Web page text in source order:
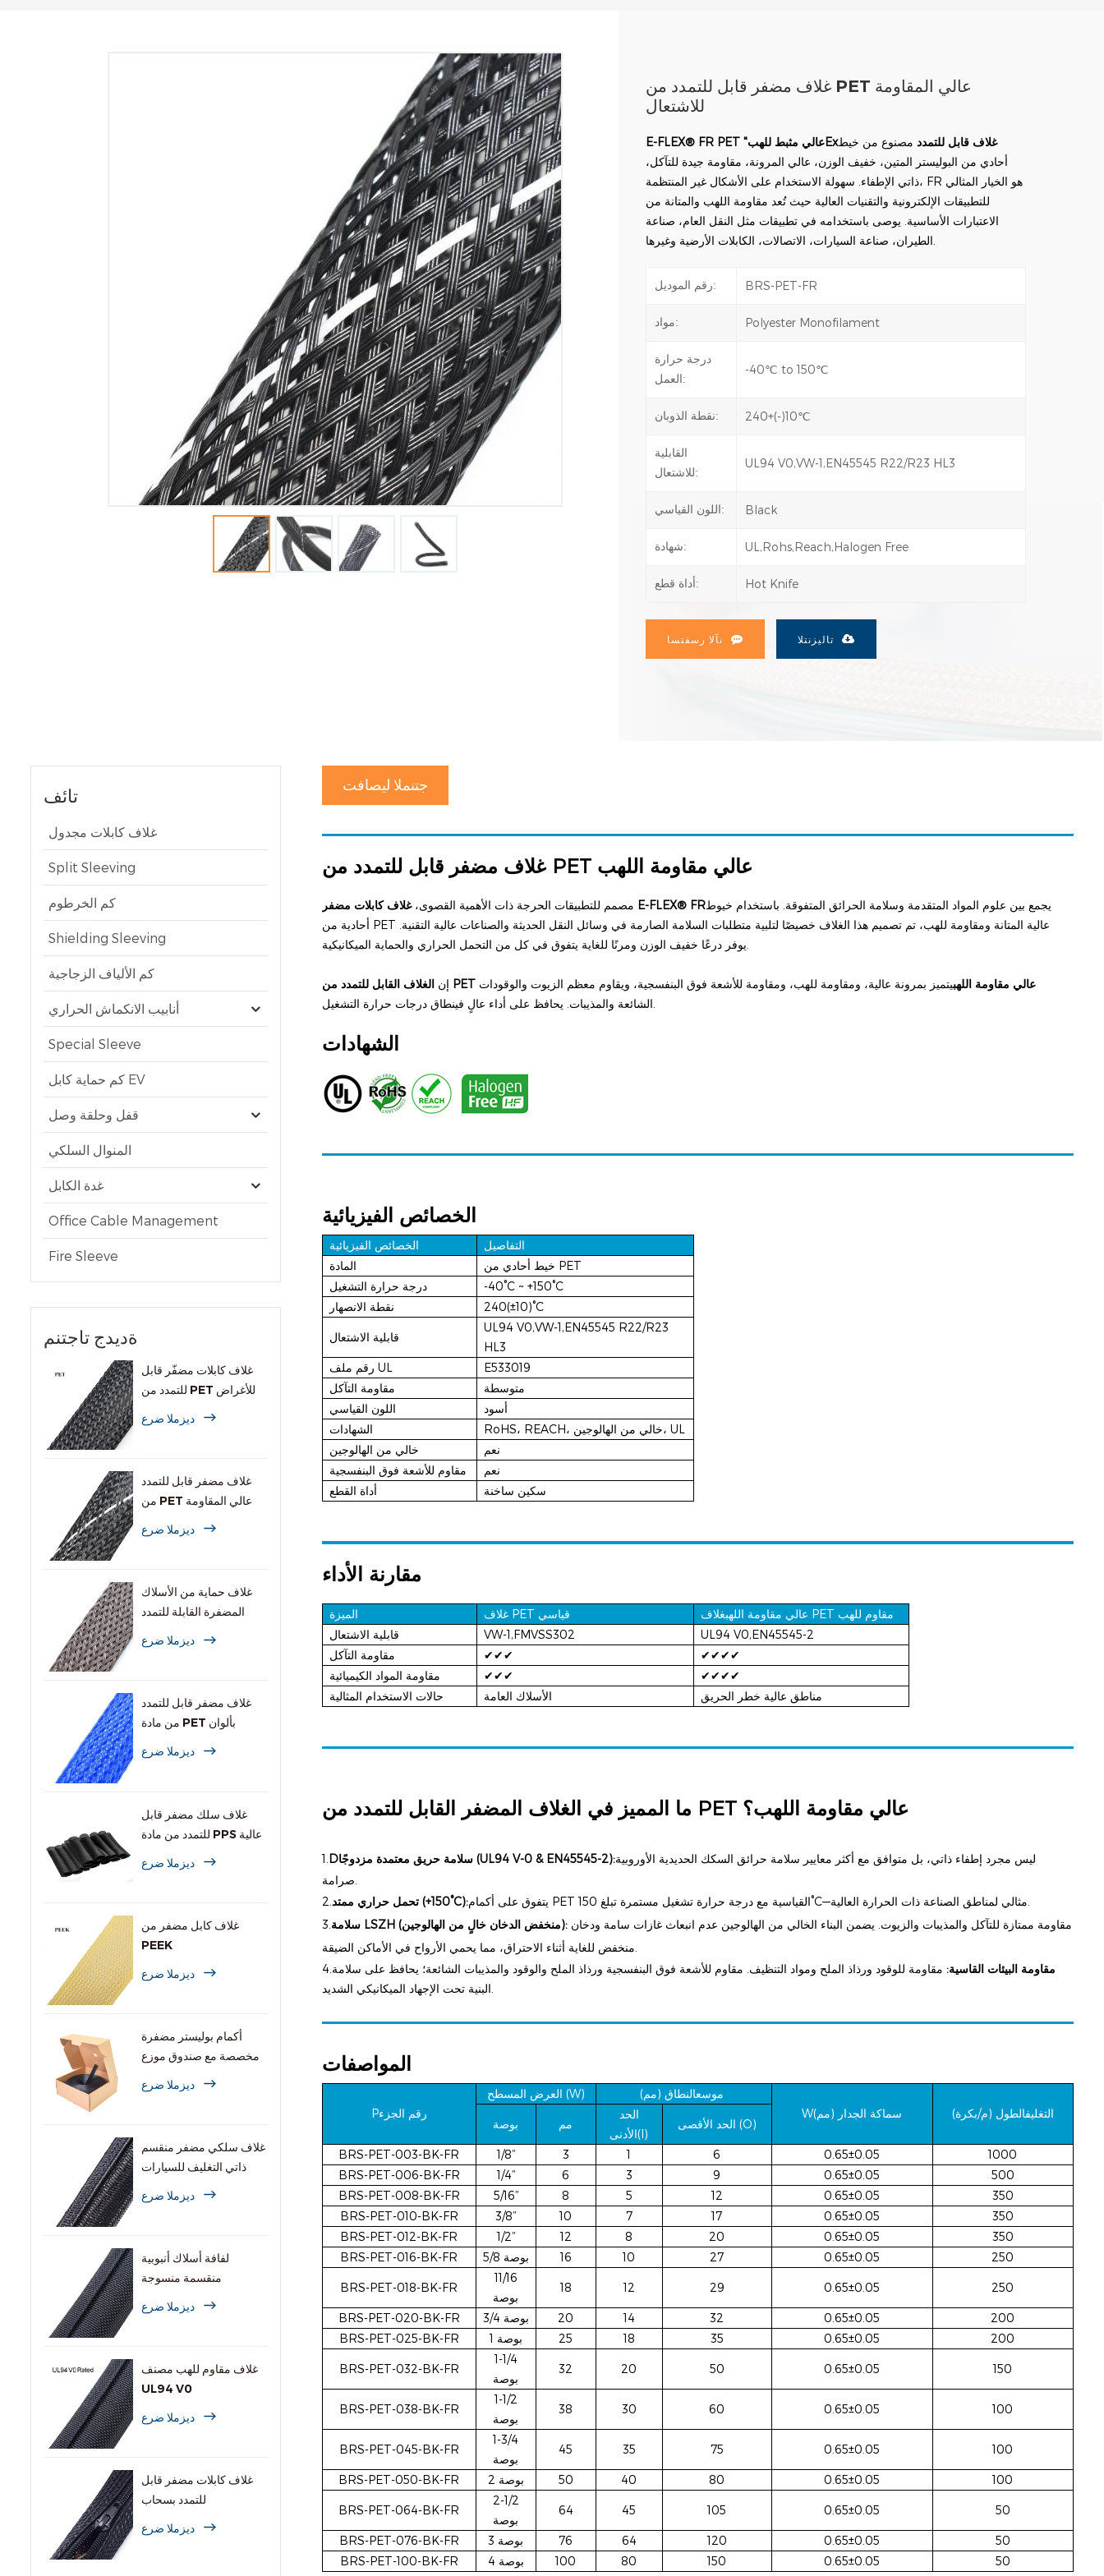
غلاف مضفر قابل للتمدد من PET عالي المقاومة
للاشتعال
E-FLEX® FR PET " عالي مثبط للهب Ex غلاف قابل للتمدد مصنوع من خيط
أحادي من البوليستر المتين، خفيف الوزن، عالي المرونة، مقاومة جيدة للتآكل،
ذاتي الإطفاء. سهولة الاستخدام على الأشكال غير المنتظمة، FR هو الخيار المثالي
للتطبيقات الإلكترونية والتقنيات العالية حيث تُعد مقاومة اللهب والمتانة من
الاعتبارات الأساسية. يوصى باستخدامه في تطبيقات مثل النقل العام، صناعة
رقم الموديل: BRS-PET-FR
مواد: Polyester Monofilament
درجة حرارة
العمل:
-40℃ to 150℃
نقطة الذوبان: 240+(-)10℃
القابلية
للاشتعال:
UL94 V0,VW-1,EN45545 R22/R23 HL3
اللون القياسي: Black
شهادة: UL,Rohs,Reach,Halogen Free
أداة قطع: Hot Knife
نآلا رسفتسا تاليزنتلا
تائف
غلاف كابلات مجدول
Split Sleeving
كم الخرطوم
Shielding Sleeving
كم الألياف الزجاجية
أنابيب الانكماش الحراري
Special Sleeve
كم حماية كابل EV
قفل وحلقة وصل
المنوال السلكي
غدة الكابل
Office Cable Management
Fire Sleeve
ةديدج تاجتنم
غلاف كابلات مضفّر قابل
للتمدد من PET للأغراض
ديزملا ضرع
غلاف مضفر قابل للتمدد
من PET عالي المقاومة
ديزملا ضرع
غلاف حماية من الأسلاك
المضفرة القابلة للتمدد
ديزملا ضرع
غلاف مضفر قابل للتمدد
من مادة PET بألوان
ديزملا ضرع
غلاف سلك مضفر قابل
للتمدد من مادة PPS عالية
ديزملا ضرع
غلاف كابل مضفر من
PEEK
ديزملا ضرع
أكمام بوليستر مضفرة
مخصصة مع صندوق موزع
ديزملا ضرع
غلاف سلكي مضفر منقسم
ذاتي التغليف للسيارات
ديزملا ضرع
لفافة أسلاك أنبوبية
منقسمة منسوجة
ديزملا ضرع
غلاف مقاوم للهب مصنف
UL94 V0
ديزملا ضرع
غلاف كابلات مضفر قابل
للتمدد بسحاب
ديزملا ضرع
جتنملا ليصافت
غلاف مضفر قابل للتمدد من PET عالي مقاومة اللهب
مصمم للتطبيقات الحرجة ذات الأهمية القصوى، غلاف كابلات مضفر E-FLEX® FRيجمع بين علوم المواد المتقدمة وسلامة الحرائق المتفوقة. باستخدام خيوط
أحادية من PET عالية المتانة ومقاومة للهب، تم تصميم هذا الغلاف خصيصًا لتلبية متطلبات السلامة الصارمة في وسائل النقل الحديثة والصناعات عالية التقنية.
إن الغلاف القابل للتمدد من PET عالي مقاومة اللهبيتميز بمرونة عالية، ومقاومة للهب، ومقاومة للأشعة فوق البنفسجية، ويقاوم معظم الزيوت والوقودات
الشائعة والمذيبات. يحافظ على أداء عالٍ في
الشهادات
الخصائص الفيزيائية
الخصائص الفيزيائية
التفاصيل
المادة
خيط أحادي من PET
درجة حرارة التشغيل
-40°C ~ +150°C
نقطة الانصهار
240(±10)°C
قابلية الاشتعال
UL94 V0,VW-1,EN45545 R22/R23
HL3
رقم ملف UL
E533019
مقاومة التآكل
متوسطة
اللون القياسي
أسود
الشهادات
RoHS، REACH، خالي من الهالوجين، UL
خالي من الهالوجين
نعم
مقاوم للأشعة فوق البنفسجية
نعم
أداة القطع
سكين ساخنة
مقارنة الأداء
الميزة غلاف PET قياسي عالي مقاومة اللهب
غلاف PET مقاوم للهب
قابلية الاشتعال
VW-1,FMVSS302 UL94 V0,EN45545-2
مقاومة التآكل
✔✔✔
✔✔✔✔
مقاومة المواد الكيميائية
✔✔✔
✔✔✔✔
حالات الاستخدام المثالية
الأسلاك العامة مناطق عالية خطر الحريق
ما المميز في الغلاف المضفر القابل للتمدد من PET عالي مقاومة اللهب؟
1. D سلامة حريق معتمدة مزدوجًا (UL94 V-0 & EN45545-2):ليس مجرد إطفاء ذاتي، بل متوافق مع أكثر معايير سلامة حرائق السكك الحديدية الأوروبية
2.
تحمل حراري ممتد (+150°C):
3.
سلامة LSZH (منخفض الدخان خالٍ من الهالوجين):مقاومة ممتازة للتآكل والمذيبات والزيوت. يضمن البناء الخالي من الهالوجين عدم انبعاث غازات سامة ودخان
4.
مقاومة البيئات القاسية: مقاومة للوقود ورذاذ الملح ومواد التنظيف. مقاوم للأشعة فوق البنفسجية ورذاذ الملح والوقود والمذيبات الشائعة؛ يحافظ على سلامة
المواصفات
Pرقم الجزء
العرض المسطح (W) موسعالنطاق (مم)
Wسماكة الجدار (مم) التغليفالطول (م/بكرة)
بوصة مم
الحد
الأدنى(I)
الحد الأقصى (O)
BRS-PET-003-BK-FR 1/8” 3 1 6 0.65±0.05
1000
BRS-PET-006-BK-FR
1/4” 6 3 9 0.65±0.05
500
BRS-PET-008-BK-FR
5/16” 8 5 12 0.65±0.05
350
BRS-PET-010-BK-FR
3/8” 10 7 17 0.65±0.05
350
BRS-PET-012-BK-FR
1/2” 12 8 20 0.65±0.05
350
BRS-PET-016-BK-FR
5/8 بوصة 16 10 27 0.65±0.05 250
BRS-PET-018-BK-FR
11/16
بوصة
18 12 29 0.65±0.05 250
BRS-PET-020-BK-FR 3/4 بوصة 20 14 32 0.65±0.05
200
BRS-PET-025-BK-FR
1 بوصة 25 18 35 0.65±0.05 200
BRS-PET-032-BK-FR
1-1/4
بوصة
32 20 50 0.65±0.05 150
BRS-PET-038-BK-FR
1-1/2
بوصة
38 30 60 0.65±0.05 100
BRS-PET-045-BK-FR
1-3/4
بوصة
45 35 75 0.65±0.05 100
BRS-PET-050-BK-FR 2 بوصة 50 40 80 0.65±0.05 100
BRS-PET-064-BK-FR
2-1/2
بوصة
64 45 105 0.65±0.05 50
BRS-PET-076-BK-FR 3 بوصة 76 64 120 0.65±0.05
50
BRS-PET-100-BK-FR
4 بوصة 100 80 150 0.65±0.05 50